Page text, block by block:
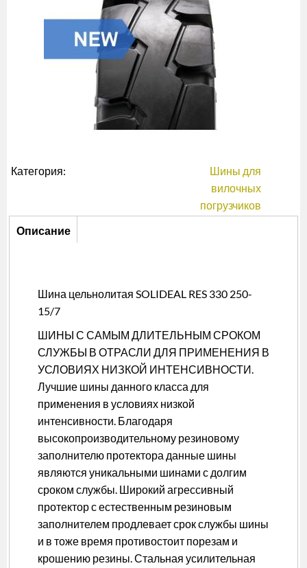
Категория:
Шины для
вилочных
погрузчиков
Описание
Описание
Шина цельнолитая SOLIDEAL RES 330 250-
15/7
ШИНЫ С САМЫМ ДЛИТЕЛЬНЫМ СРОКОМ
СЛУЖБЫ В ОТРАСЛИ ДЛЯ ПРИМЕНЕНИЯ В
УСЛОВИЯХ НИЗКОЙ ИНТЕНСИВНОСТИ.
Лучшие шины данного класса для
применения в условиях низкой
интенсивности. Благодаря
высокопроизводительному резиновому
заполнителю протектора данные шины
являются уникальными шинами с долгим
сроком службы. Широкий агрессивный
протектор с естественным резиновым
заполнителем продлевает срок службы шины
и в тоже время противостоит порезам и
крошению резины. Стальная усилительная